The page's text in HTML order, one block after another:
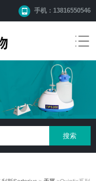
手机：13816550546